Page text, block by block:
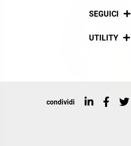
Pagamenti
SEGUICI
Social
UTILITY
Top ricerche
condividi